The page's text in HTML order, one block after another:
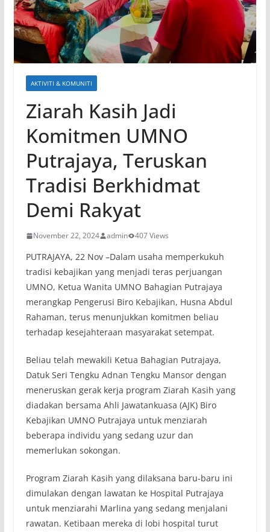
AKTIVITI & KOMUNITI
Ziarah Kasih Jadi
Komitmen UMNO
Putrajaya, Teruskan
Tradisi Berkhidmat
Demi Rakyat
November 22, 2024 admin 407 Views
PUTRAJAYA, 22 Nov –Dalam usaha memperkukuh
tradisi kebajikan yang menjadi teras perjuangan
UMNO, Ketua Wanita UMNO Bahagian Putrajaya
merangkap Pengerusi Biro Kebajikan, Husna Abdul
Rahaman, terus menunjukkan komitmen beliau
terhadap kesejahteraan masyarakat setempat.
Beliau telah mewakili Ketua Bahagian Putrajaya,
Datuk Seri Tengku Adnan Tengku Mansor dengan
meneruskan gerak kerja program Ziarah Kasih yang
diadakan bersama Ahli Jawatankuasa (AJK) Biro
Kebajikan UMNO Putrajaya untuk menziarah
beberapa individu yang sedang uzur dan
memerlukan sokongan.
Program Ziarah Kasih yang dilaksana baru-baru ini
dimulakan dengan lawatan ke Hospital Putrajaya
untuk menziarahi Marlina yang sedang menjalani
rawatan. Ketibaan mereka di lobi hospital turut